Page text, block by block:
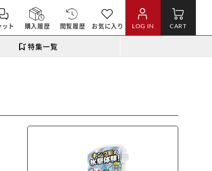
ット 購入履歴 閲覧履歴 お気に入り LOG IN CART
特集一覧